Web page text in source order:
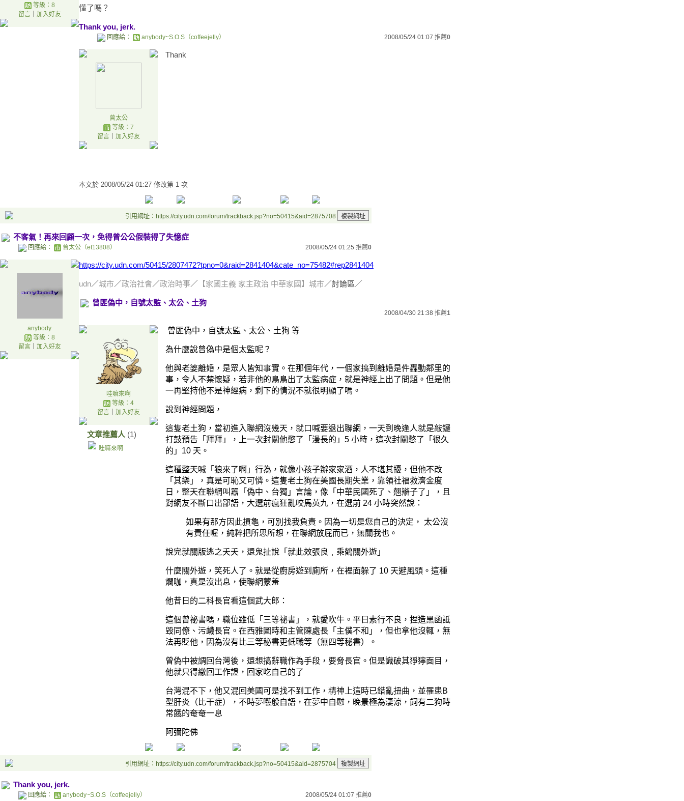
等級：8
留言｜ 加入好友
懂了嗎？
Thank you, jerk.
回應給： anybody~S.O.S（coffeejelly） 2008/05/24 01:07 推薦0
曾太公
等級：7
留言｜ 加入好友
Thank
本文於 2008/05/24 01:27 修改第 1 次
引用網址：https://city.udn.com/forum/trackback.jsp?no=50415&aid=2875708
不客氣！再來回顧一次，免得曾公公假裝得了失憶症
回應給： 曾太公（et13808） 2008/05/24 01:25 推薦0
anybody
等級：8
留言｜ 加入好友
https://city.udn.com/50415/2807472?tpno=0&raid=2841404&cate_no=75482#rep2841404
udn／城市／政治社會／政治時事／ 【家國主義 家主政治 中華家國】城市／討論區／
曾匪偽中，自號太監、太公、土狗
2008/04/30 21:38 推薦1
哇嘛來啊
等級：4
留言｜ 加入好友
文章推薦人 (1)
哇嘛來啊
曾匪偽中，自號太監、太公、土狗 等
為什麼說曾偽中是個太監呢？
他與老婆離婚，是眾人皆知事實。在那個年代，一個家搞到離婚是件轟動鄰里的
事，令人不禁懷疑，若非他的鳥鳥出了太監病症，就是神經上出了問題。但是他
一再堅持他不是神經病，剩下的情況不就很明顯了嗎。
說到神經問題，
這隻老土狗，當初進入聯網沒幾天，就口喊要退出聯網，一天到晚逢人就是敲鑼
打鼓預告「拜拜」，上一次封關他憋了「漫長的」5 小時，這次封關憋了「很久
的」10 天。
這種整天喊「狼來了啊」行為，就像小孩子辦家家酒，人不堪其擾，但他不改
「其樂」，真是可恥又可憐。這隻老土狗在美國長期失業，靠領社福救濟金度
日，整天在聯網叫囂「偽中、台獨」言論，像「中華民國死了、翹辮子了」，且
對網友不斷口出鄙語，大選前瘋狂亂咬馬英九，在選前 24 小時突然說：
如果有那方因此摃龜，可別找我負責。因為一切是您自己的決定， 太公沒
有責任喔，純粹把所思所想，在聯網放屁而已，無關我也。
說完就關版逃之夭夭，還鬼扯說「就此效張良﹐乘鶴關外遊」
什麼關外遊，笑死人了。就是從廚房遊到廁所，在裡面躲了 10 天避風頭。這種
爛咖，真是沒出息，使聯網蒙羞
他昔日的二科長官看這個武大郎：
這個曾祕書嗎，職位雖低「三等祕書」，就愛吹牛。平日素行不良，捏造黑函詆
毀同僚、污衊長官。在西雅圖時和主管陳處長「主僕不和」，但也拿他沒輒，無
法再貶他，因為沒有比三等秘書更低職等（無四等秘書）。
曾偽中被調回台灣後，還想搞辭職作為手段，要脅長官。但是識破其猙獰面目，
他就只得繳回工作證，回家吃自己的了
台灣混不下，他又混回美國可是找不到工作，精神上這時已錯亂扭曲，並罹患B
型肝炎（比干症），不時夢囈般自語，在夢中自慰，晚景極為淒涼，飼有二狗時
常餓的奄奄一息
阿彌陀佛
引用網址：https://city.udn.com/forum/trackback.jsp?no=50415&aid=2875704
Thank you, jerk.
回應給： anybody~S.O.S（coffeejelly） 2008/05/24 01:07 推薦0